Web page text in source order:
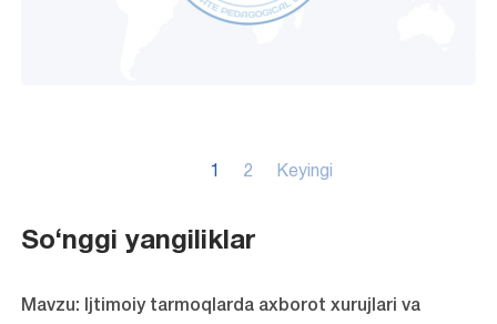
pagination
1 2 Keyingi
So‘nggi yangiliklar
Mavzu: Ijtimoiy tarmoqlarda axborot xurujlari va